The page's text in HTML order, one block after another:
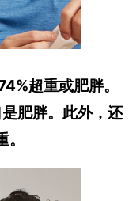
超重或肥胖。
肥胖。此外，还